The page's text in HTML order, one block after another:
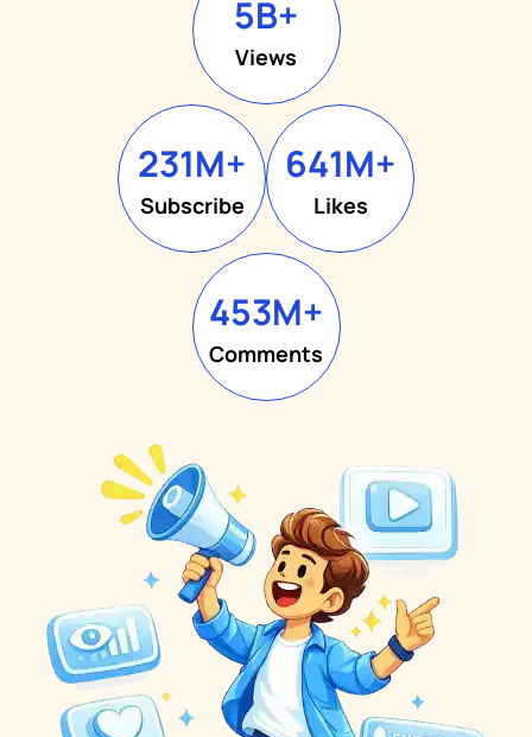
5B+
Views
231M+
Subscribe
641M+
Likes
453M+
Comments